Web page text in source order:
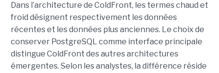
Dans l’architecture de ColdFront, les termes chaud et
froid désignent respectivement les données
récentes et les données plus anciennes. Le choix de
conserver PostgreSQL comme interface principale
distingue ColdFront des autres architectures
émergentes. Selon les analystes, la différence réside